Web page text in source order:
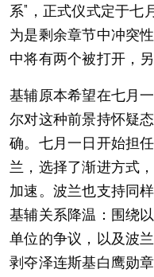
系”，正式仪式定于七
为是剩余章节中冲突
中将有两个被打开，
基辅原本希望在七月
尔对这种前景持怀疑
确。七月一日开始担
兰，选择了渐进方式
加速。波兰也支持同
基辅关系降温：围绕
单位的争议，以及波
剥夺泽连斯基白鹰勋